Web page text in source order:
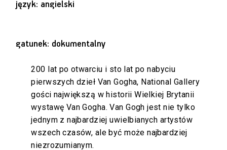
język: angielski
gatunek: dokumentalny
200 lat po otwarciu i sto lat po nabyciu
pierwszych dzieł Van Gogha, National Gallery
gości największą w historii Wielkiej Brytanii
wystawę Van Gogha. Van Gogh jest nie tylko
jednym z najbardziej uwielbianych artystów
wszech czasów, ale być może najbardziej
niezrozumianym.